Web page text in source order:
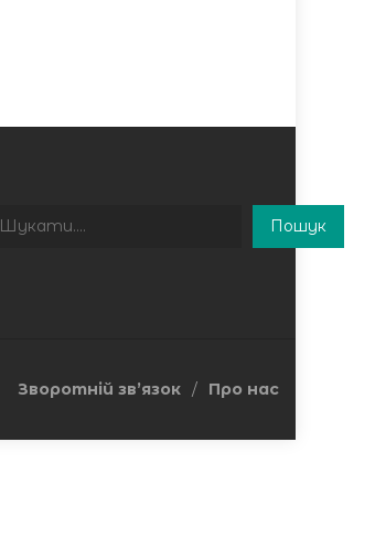
Пошук
Зворотній зв’язок Про нас